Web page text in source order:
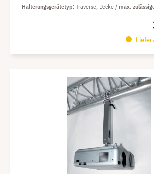
Halterungsgerätetyp Traverse, Decke max.